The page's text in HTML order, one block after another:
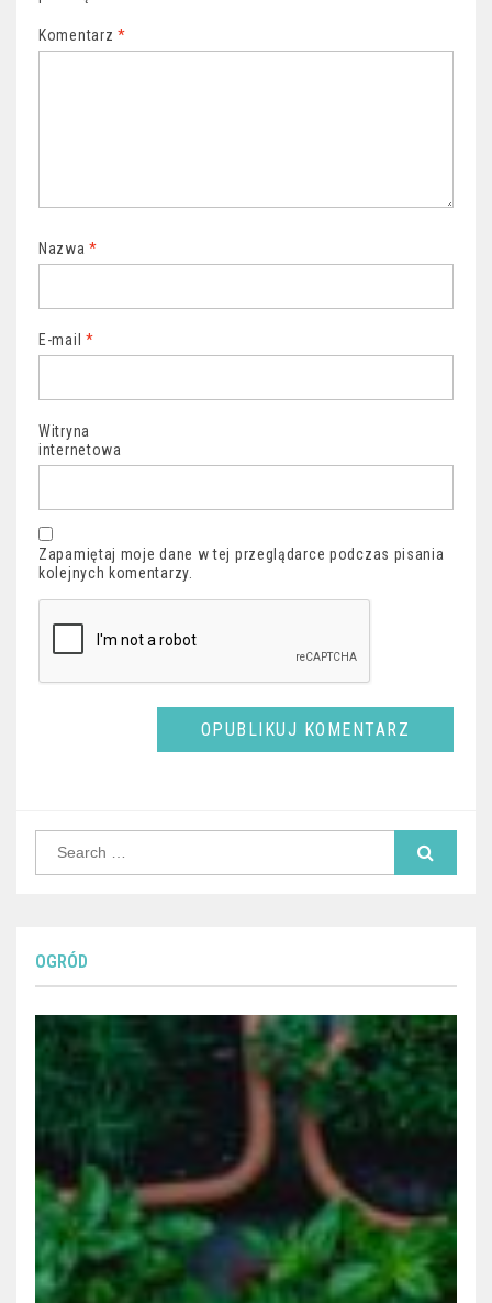
Komentarz *
Nazwa*
E-mail *
Witryna
internetowa
Zapamiętaj moje dane w tej przeglądarce podczas pisania
kolejnych komentarzy.
OGRÓD